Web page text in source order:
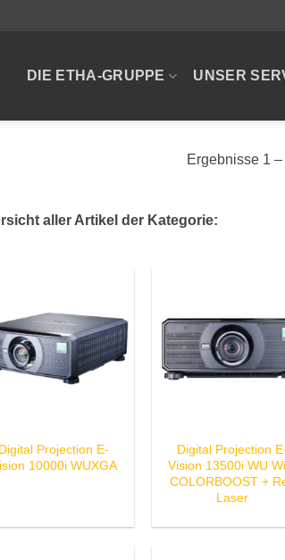
DIE ETHA-GRUPPE UNSER
Ergebnisse 1
aller Artikel der Kategorie:
Digital Projection E-
10000i WUXGA
Digital Projection
Vision 13500i WU
COLORBOOST +
Laser